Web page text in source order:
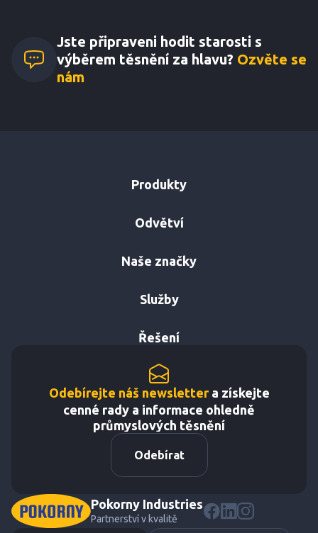
Jste připraveni hodit starosti s
výběrem těsnění za hlavu? Ozvěte se
nám
Produkty
Odvětví
Naše značky
Služby
Řešení
Odebírejte náš newslettera získejte
cenné rady a informace ohledně
průmyslových těsnění
Odebírat
Pokorny Industries
Partnerství v kvalitě